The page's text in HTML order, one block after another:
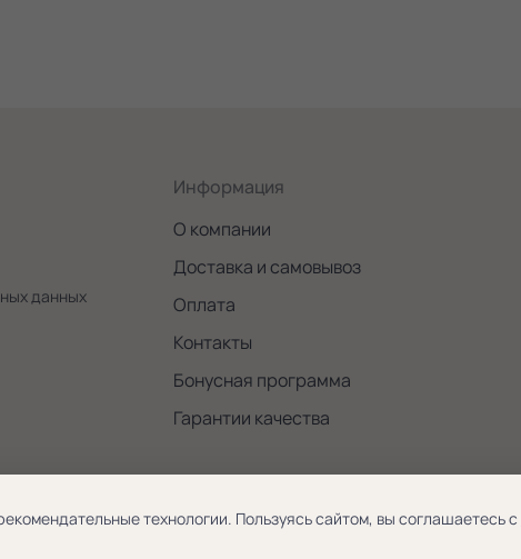
данных
Информация
О компании
Доставка и самовывоз
Оплата
Контакты
Бонусная программа
Гарантии качества
технологии. Пользуясь сайтом, вы соглашаетесь с